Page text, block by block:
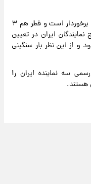
در منطقه غرب لیگ امارات از ۳+۱ سهمیه برخوردار است و قطر هم ۳
ایران در تعیین
خواهد بود و از این نظر بار سنگینی
سه نماینده ایران را
هستند.